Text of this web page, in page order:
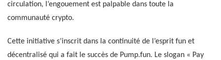
circulation, l’engouement est palpable dans toute la
communauté crypto.
Cette initiative s’inscrit dans la continuité de l’esprit fun et
décentralisé qui a fait le succès de Pump.fun. Le slogan « Pay